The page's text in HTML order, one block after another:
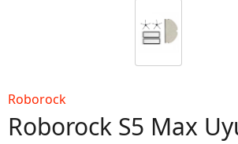
Roborock
Roborock S5 Max